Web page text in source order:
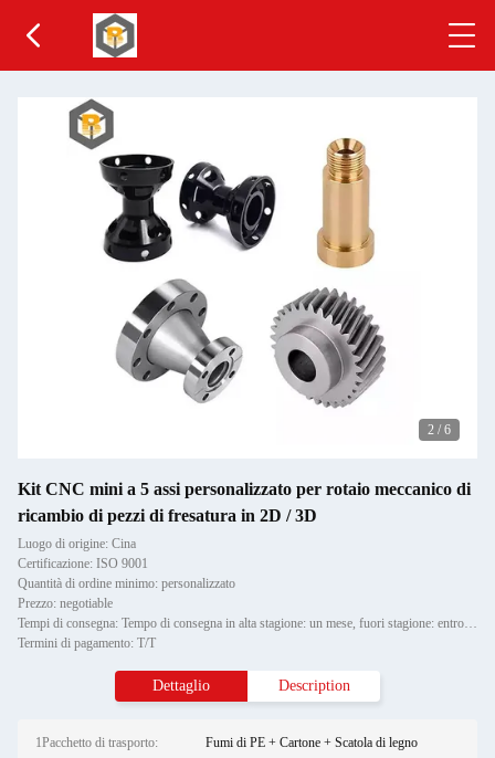
2 / 6
Kit CNC mini a 5 assi personalizzato per rotaio meccanico di
ricambio di pezzi di fresatura in 2D / 3D
Luogo di origine: Cina
Certificazione: ISO 9001
Quantità di ordine minimo: personalizzato
Prezzo: negotiable
Tempi di consegna: Tempo di consegna in alta stagione: un mese, fuori stagione: entro 15 giorni lavorativi
Termini di pagamento: T/T
Dettaglio Description
1Pacchetto di trasporto: Fumi di PE + Cartone + Scatola di legno